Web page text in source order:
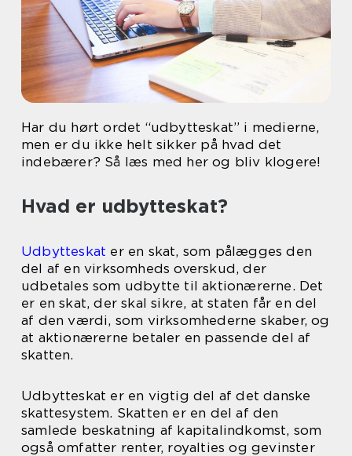
Har du hørt ordet “udbytteskat” i medierne,
men er du ikke helt sikker på hvad det
indebærer? Så læs med her og bliv klogere!
Hvad er udbytteskat?
Udbytteskat er en skat, som pålægges den
del af en virksomheds overskud, der
udbetales som udbytte til aktionærerne. Det
er en skat, der skal sikre, at staten får en del
af den værdi, som virksomhederne skaber, og
at aktionærerne betaler en passende del af
skatten.
Udbytteskat er en vigtig del af det danske
skattesystem. Skatten er en del af den
samlede beskatning af kapitalindkomst, som
også omfatter renter, royalties og gevinster